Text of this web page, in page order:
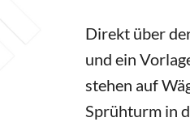
Direkt über
und ein
stehen auf
Sprühturm in